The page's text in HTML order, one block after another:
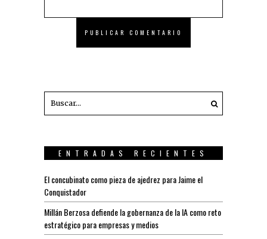
ENTRADAS RECIENTES
El concubinato como pieza de ajedrez para Jaime el
Conquistador
Millán Berzosa defiende la gobernanza de la IA como reto
estratégico para empresas y medios